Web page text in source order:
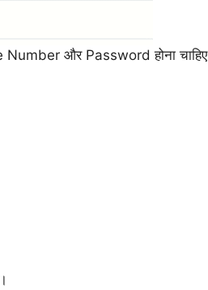
और Password होना चाहिए